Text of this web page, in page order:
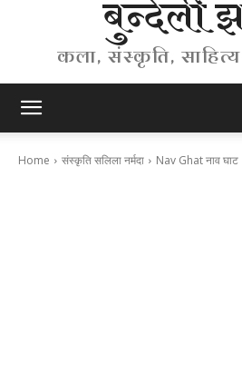
बुन्देली
कला, संस्कृति,
Home संस्कृति सलिला नर्मदा Nav Ghat नाव घाट